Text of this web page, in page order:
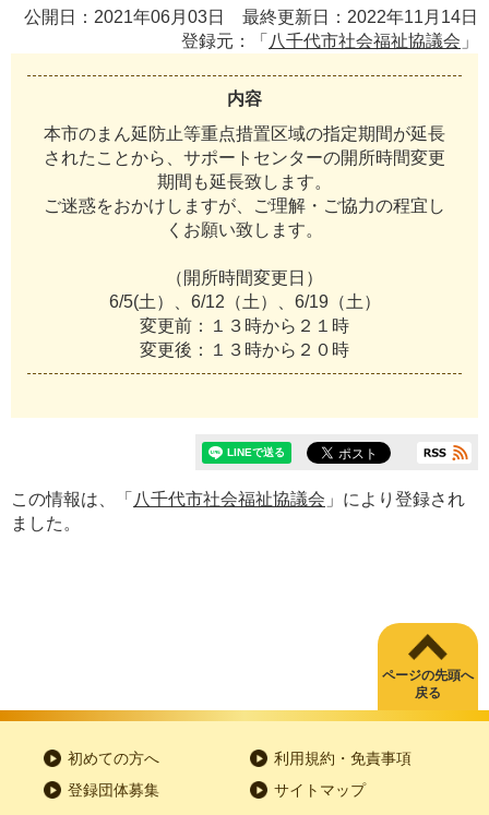
公開日：2021年06月03日 最終更新日：2022年11月14日
登録元：「 八千代市社会福祉協議会 」
内容
本市のま ん延防止等重点措置区域の指定期 間が延長
さ れた こ とから サポー ト センターの開 所時間変更
期 間 も延長致し ま す。
ご迷惑をおかけ し ま すが ご理解 ・ ご協力の程宜 し
く お願い致し ま す。
（ 開 所時間変更 日 ）
6/5(土 ） 6/12 （土 ） 6/19（土 ）
変更前 ： １ ３ 時から ２ １ 時
変更後 ： １ ３ 時から ２ ０ 時
この情報は、「 八千代市社会福祉協議会 」により登録され
ました。
ページの先頭へ
戻る
初めての方へ
利用規約・免責事項
登録団体募集
サイトマップ